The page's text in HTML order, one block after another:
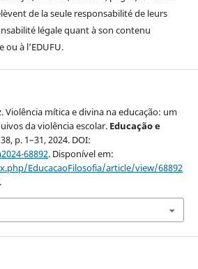
de la seule responsabilité de leurs
légale quant à son contenu
à l’EDUFU.
Violência mítica e divina na educação: um
da violência escolar. Educação e
p. 1–31, 2024. DOI:
68892. Disponível em:
EducacaoFilosofia/article/view/68892